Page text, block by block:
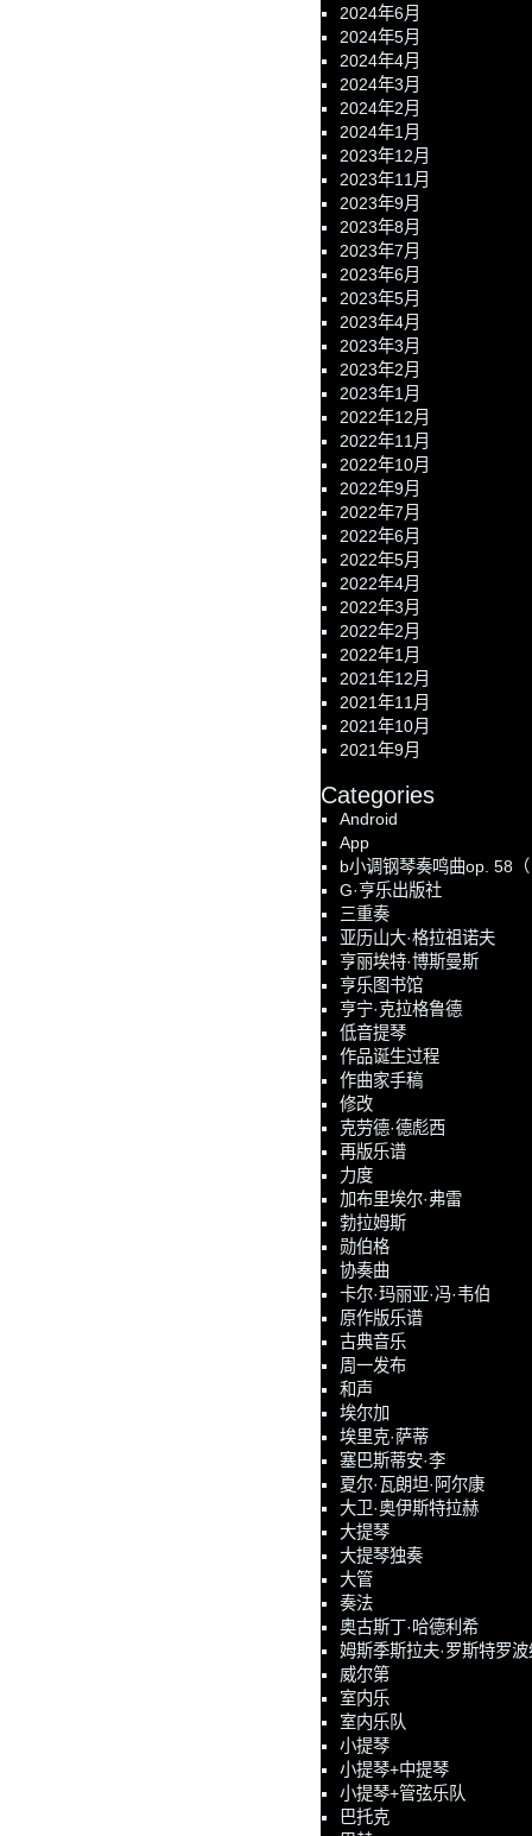
2024年6月
2024年5月
2024年4月
2024年3月
2024年2月
2024年1月
2023年12月
2023年11月
2023年9月
2023年8月
2023年7月
2023年6月
2023年5月
2023年4月
2023年3月
2023年2月
2023年1月
2022年12月
2022年11月
2022年10月
2022年9月
2022年7月
2022年6月
2022年5月
2022年4月
2022年3月
2022年2月
2022年1月
2021年12月
2021年11月
2021年10月
2021年9月
Categories
Android
App
b小调钢琴奏鸣曲op. 58
G·亨乐出版社
三重奏
亚历山大·格拉祖诺夫
亨丽埃特·博斯曼斯
亨乐图书馆
亨宁·克拉格鲁德
低音提琴
作品诞生过程
作曲家手稿
修改
克劳德·德彪西
再版乐谱
力度
加布里埃尔·弗雷
勃拉姆斯
勋伯格
协奏曲
卡尔·玛丽亚·冯·韦伯
原作版乐谱
古典音乐
周一发布
和声
埃尔加
埃里克·萨蒂
塞巴斯蒂安·李
夏尔·瓦朗坦·阿尔康
大卫·奥伊斯特拉赫
大提琴
大提琴独奏
大管
奏法
奥古斯丁·哈德利希
姆斯季斯拉夫·罗斯特罗波
威尔第
室内乐
室内乐队
小提琴
小提琴+中提琴
小提琴+管弦乐队
巴托克